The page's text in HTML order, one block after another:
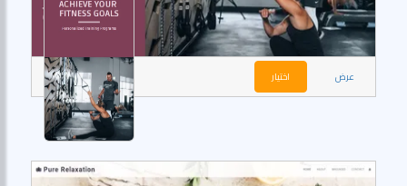
عرض اختيار